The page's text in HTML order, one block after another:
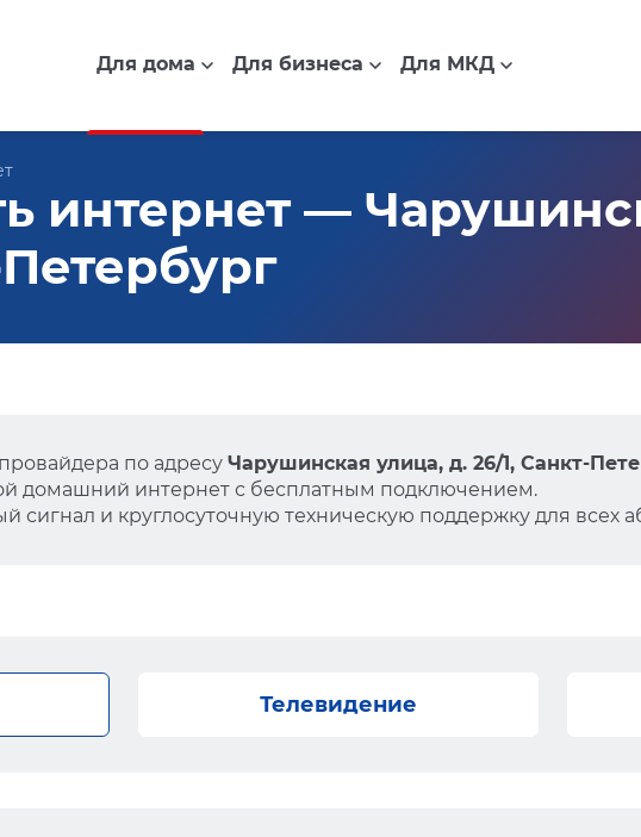
Для дома Для бизнеса Для МКД
интернет —
по адресу Чарушинская улица, д. 26/1, Санкт-
домашний интернет с бесплатным подключением.
сигнал и круглосуточную техническую поддержку для всех
Телевидение